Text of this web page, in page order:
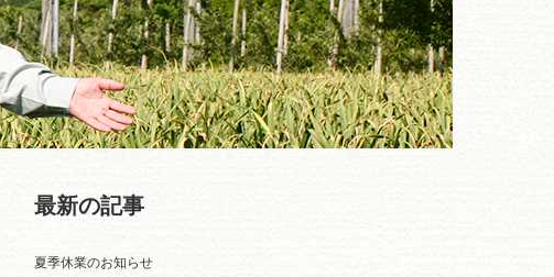
最新の記事
夏季休業のお知らせ